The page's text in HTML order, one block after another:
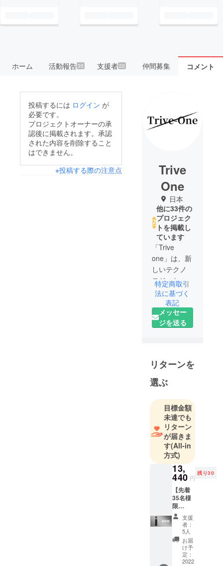
ホーム 活動報告35 支援者22 仲間募集 コメント
投稿するには ログイン が
必要です。
プロジェクトオーナーの承
認後に掲載されます。承認
された内容を削除すること
はできません。
※投稿する際の注意点
Trive
One
日本
他に33件の
プロジェク
トを掲載し
ています
「Trive
one」は、新
しいテクノ
ロジーと革
新的な家電
製品の提供
に特化した
新しいス
品、工家電
製品、面白
く便利を追
求するよう
に構成され
ています。
チームの目
標は、高品
質で「便
利」「面白
い」「革新
的」をお客
様の手にを
モットーに
運営してお
ります。是
非私たちの
商品をお楽
特定商取引
法に基づく
表記
メッセー
ジを送る
リターンを
選ぶ
目標金額
未達でも
リターン
が届きま
す(All-in
方式)
13,
440 円
残り30
【先着
35名様
限
定！】
「Cyclo
F35」 1
個 [一般
販売予
定価格
支援
者：
5人
お届
け予
定：
2022